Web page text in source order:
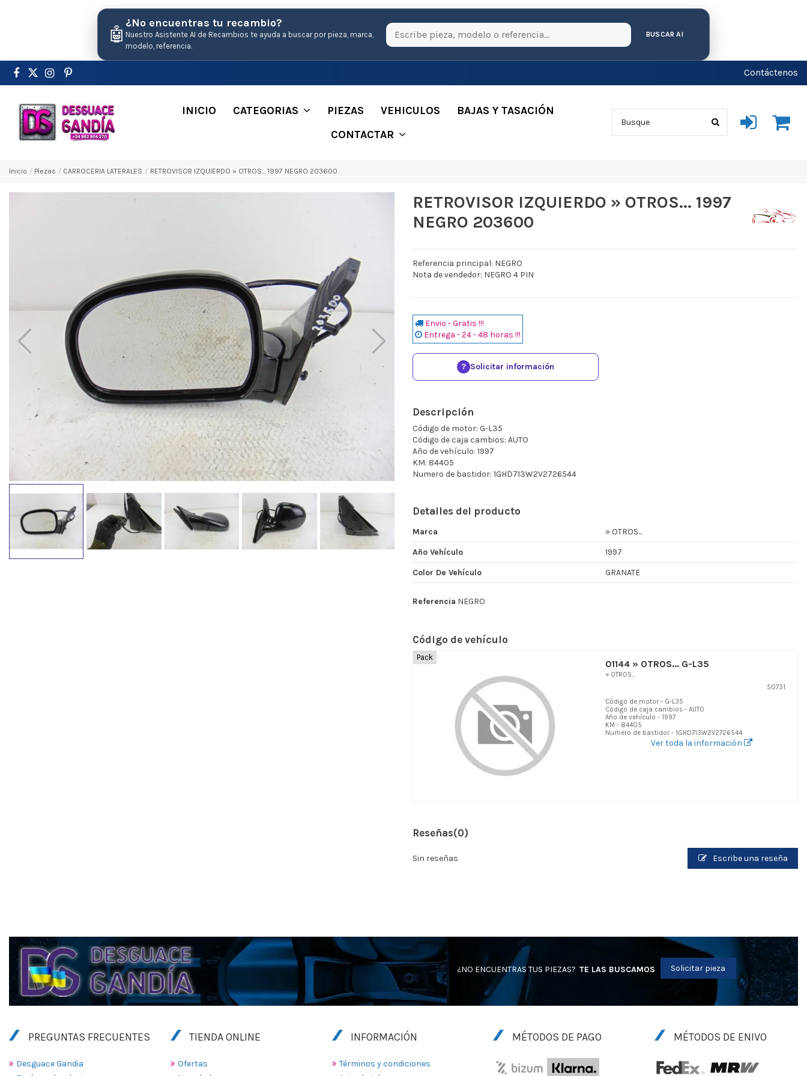
🤖
¿No encuentras tu recambio?
Nuestro Asistente AI de Recambios te ayuda a buscar por pieza, marca,
modelo, referencia.
BUSCAR AI
Contáctenos
INICIO CATEGORIAS PIEZAS VEHICULOS
BAJAS Y TASACIÓN
CONTACTAR
Inicio Pіezas CARROCERIA LATERALES RETROVISOR IZQUIERDO » OTROS... 1997 NEGRO 203600
RETROVISOR IZQUIERDO » OTROS... 1997
NEGRO 203600
Referencia principal: NEGRO
Nota de vendedor: NEGRO 4 PIN
Envio - Gratis !!!
Entrega - 24 - 48 horas !!!
? Solicitar información
Descripción
Código de motor: G-L35
Código de caja cambios: AUTO
Año de vehículo: 1997
KM: 84405
Numero de bastidor: 1GHD713W2V2726544
Detalles del producto
Marca
» OTROS...
Año Vehículo
1997
Color De Vehículo
GRANATE
Referencia NEGRO
Código de vehículo
Pack
01144 » OTROS... G-L35
» OTROS...
50731
Código de motor - G-L35
Código de caja cambios - AUTO
Año de vehículo - 1997
KM - 84405
Numero de bastidor - 1GHD713W2V2726544
Ver toda la información
Reseñas(0)
Sin reseñas Escribe una reseña
¿NO ENCUENTRAS TUS PIEZAS? TE LAS BUSCAMOS Solicitar pieza
PREGUNTAS FRECUENTES
Desguace Gandia
TIENDA ONLINE
Ofertas
INFORMACIÓN
Términos y condiciones
MÉTODOS DE PAGO MÉTODOS DE ENIVO